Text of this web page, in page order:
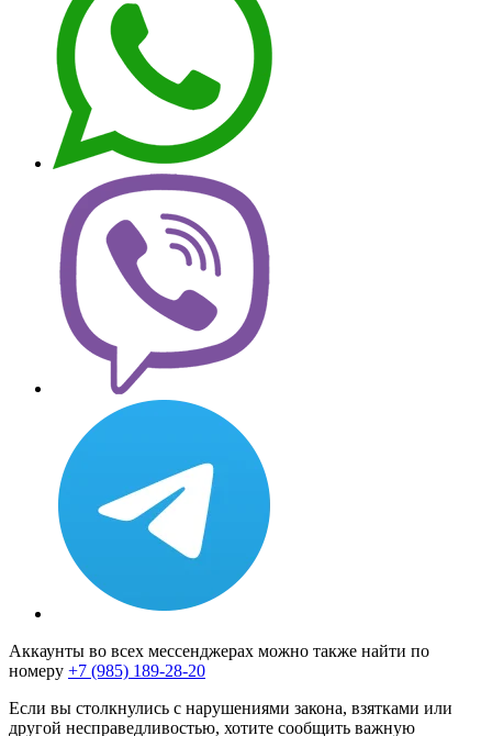
Аккаунты во всех мессенджерах можно также найти по
номеру +7 (985) 189-28-20
Если вы столкнулись с нарушениями закона, взятками или
другой несправедливостью, хотите сообщить важную